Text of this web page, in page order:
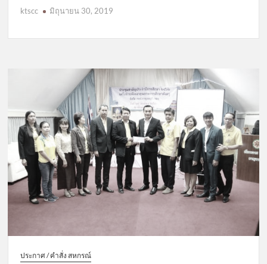
ktscc มิถุนายน 30, 2019
ประกาศ / คำสั่ง สหกรณ์